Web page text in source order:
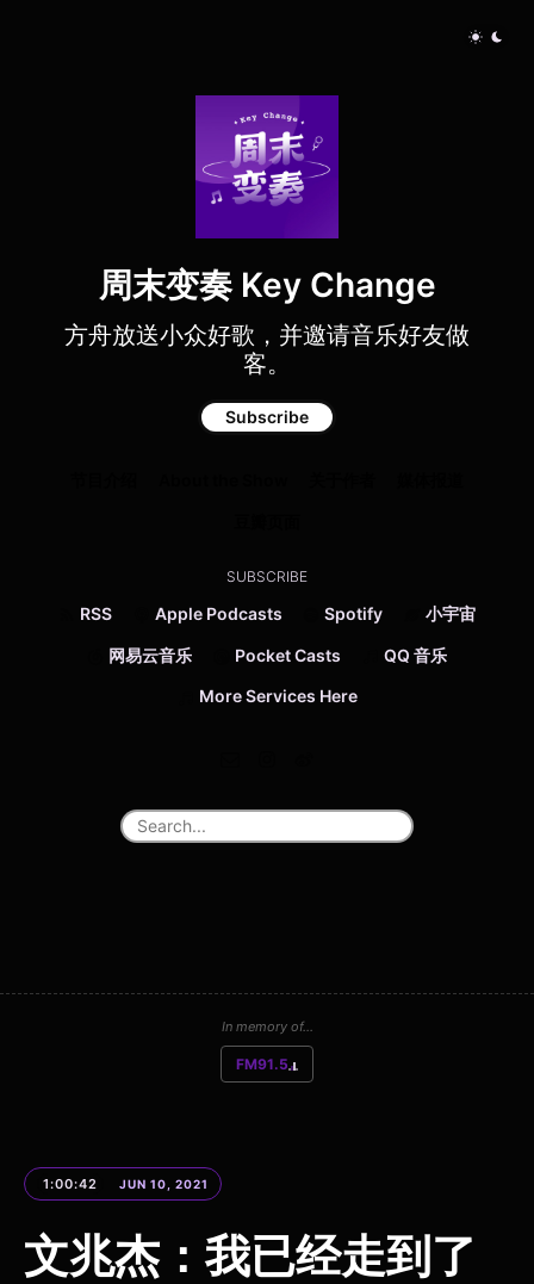
周末变奏 Key Change
方舟放送小众好歌，并邀请音乐好友做
客。
Subscribe
SUBSCRIBE
RSS Apple Podcasts Spotify 小宇宙
网易云音乐 Pocket Casts QQ 音乐
More Services Here
In memory of...
FM91.5
1:00:42 JUN 10, 2021
文兆杰：我已经走到了